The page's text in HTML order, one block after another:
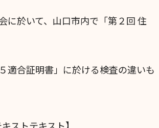
に於いて、山口市内で「第２回 住
適合証明書」に於ける検査の違いも